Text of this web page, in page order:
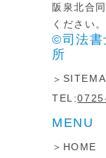
阪泉北合
ください。
©司法書
所
TEL:
MENU
HOME